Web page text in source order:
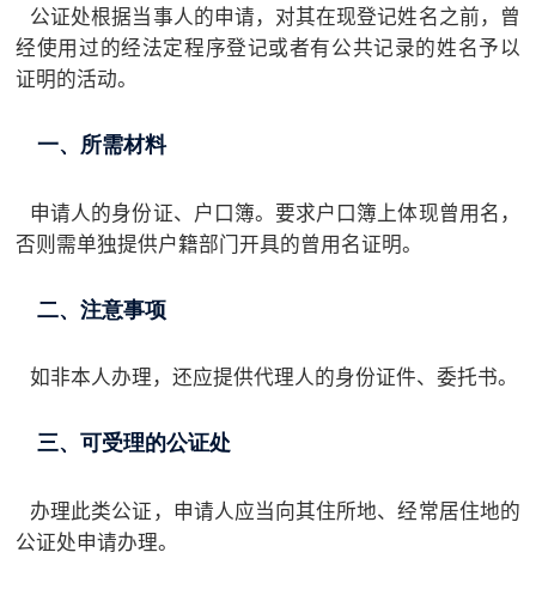
公证处根据当事人的申请，对其在现登记姓名之前，曾
经使用过的经法定程序登记或者有公共记录的姓名予以
证明的活动。
一、所需材料
申请人的身份证、户口簿。要求户口簿上体现曾用名，
否则需单独提供户籍部门开具的曾用名证明。
二、注意事项
如非本人办理，还应提供代理人的身份证件、委托书。
三、可受理的公证处
办理此类公证，申请人应当向其住所地、经常居住地的
公证处申请办理。